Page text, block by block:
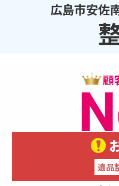
広島市安佐
遺品